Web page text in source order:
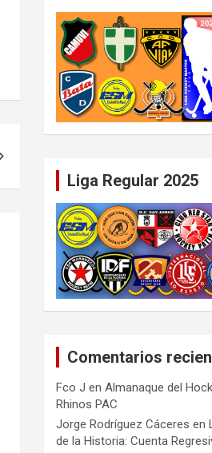
Liga Regular 2025
Comentarios
Fco J enAlmanaque del
Rhinos PAC
Jorge Rodríguez Cáceres en
de la Historia: Cuenta